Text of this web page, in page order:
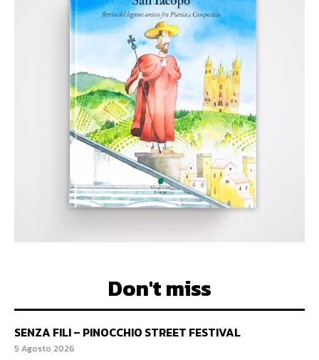
Don't miss
SENZA FILI – PINOCCHIO STREET FESTIVAL
5 Agosto 2026